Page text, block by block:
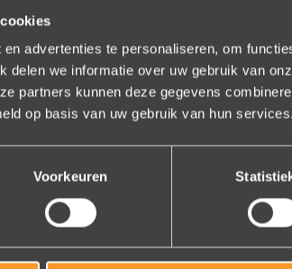
advertenties te personaliseren, om
delen we informatie over uw gebruik van
partners kunnen deze gegevens
op basis van uw gebruik van hun services.
Voorkeuren
Bekijk al onze reviews